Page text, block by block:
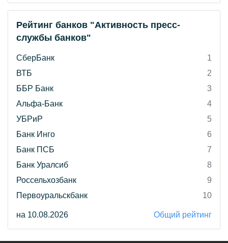
Рейтинг банков "Активность пресс-
службы банков"
СберБанк
1
ВТБ
2
ББР Банк
3
Альфа-Банк
4
УБРиР
5
Банк Инго
6
Банк ПСБ
7
Банк Уралсиб
8
Россельхозбанк
9
Первоуральскбанк
10
на 10.08.2026 Общий рейтинг